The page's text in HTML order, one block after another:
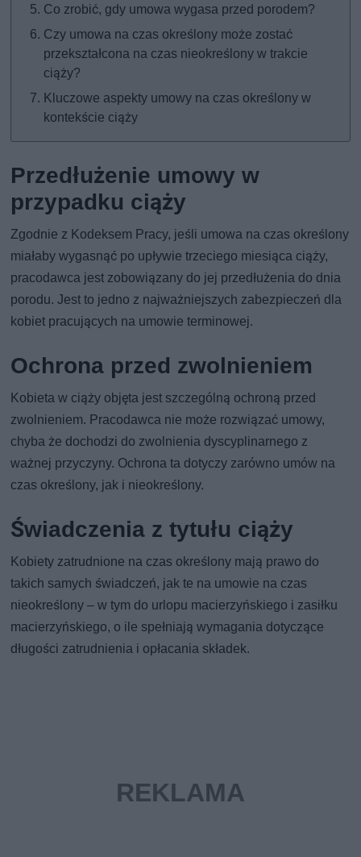
Co zrobić, gdy umowa wygasa przed porodem?
Czy umowa na czas określony może zostać
przekształcona na czas nieokreślony w trakcie
ciąży?
Kluczowe aspekty umowy na czas określony w
kontekście ciąży
Przedłużenie umowy w
przypadku ciąży
Zgodnie z Kodeksem Pracy, jeśli umowa na czas określony
miałaby wygasnąć po upływie trzeciego miesiąca ciąży,
pracodawca jest zobowiązany do jej przedłużenia do dnia
porodu. Jest to jedno z najważniejszych zabezpieczeń dla
kobiet pracujących na umowie terminowej.
Ochrona przed zwolnieniem
Kobieta w ciąży objęta jest szczególną ochroną przed
zwolnieniem. Pracodawca nie może rozwiązać umowy,
chyba że dochodzi do zwolnienia dyscyplinarnego z
ważnej przyczyny. Ochrona ta dotyczy zarówno umów na
czas określony, jak i nieokreślony.
Świadczenia z tytułu ciąży
Kobiety zatrudnione na czas określony mają prawo do
takich samych świadczeń, jak te na umowie na czas
nieokreślony – w tym do urlopu macierzyńskiego i zasiłku
macierzyńskiego, o ile spełniają wymagania dotyczące
długości zatrudnienia i opłacania składek.